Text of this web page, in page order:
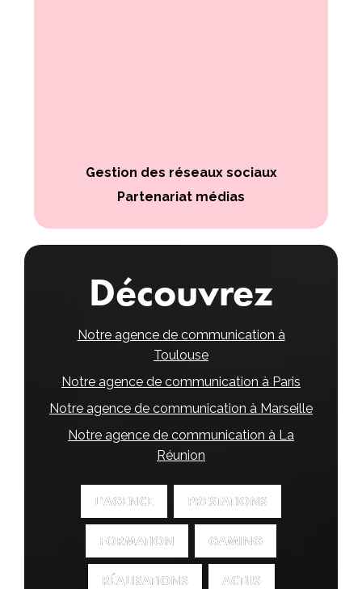
Gestion des réseaux sociaux
Partenariat médias
Découvrez
Notre agence de communication à
Toulouse
Notre agence de communication à Paris
Notre agence de communication à Marseille
Notre agence de communication à La
Réunion
L'AGENCE
L'AGENCE PRESTATIONS
PRESTATIONS
FORMATION
FORMATION GAMING
GAMING
RÉALISATIONS
RÉALISATIONS ACTUS
ACTUS